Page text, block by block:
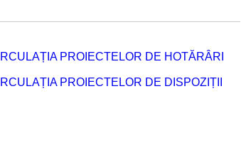
PROIECTELOR DE HOTĂRÂRI
PROIECTELOR DE DISPOZIȚII